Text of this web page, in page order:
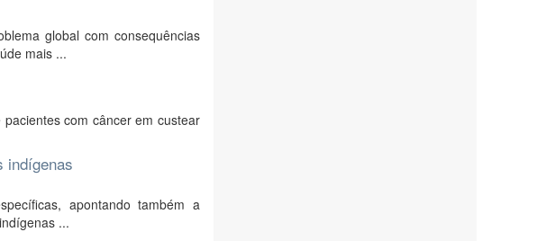
global com consequências
mais ...
com câncer em custear
indígenas
apontando também a
...